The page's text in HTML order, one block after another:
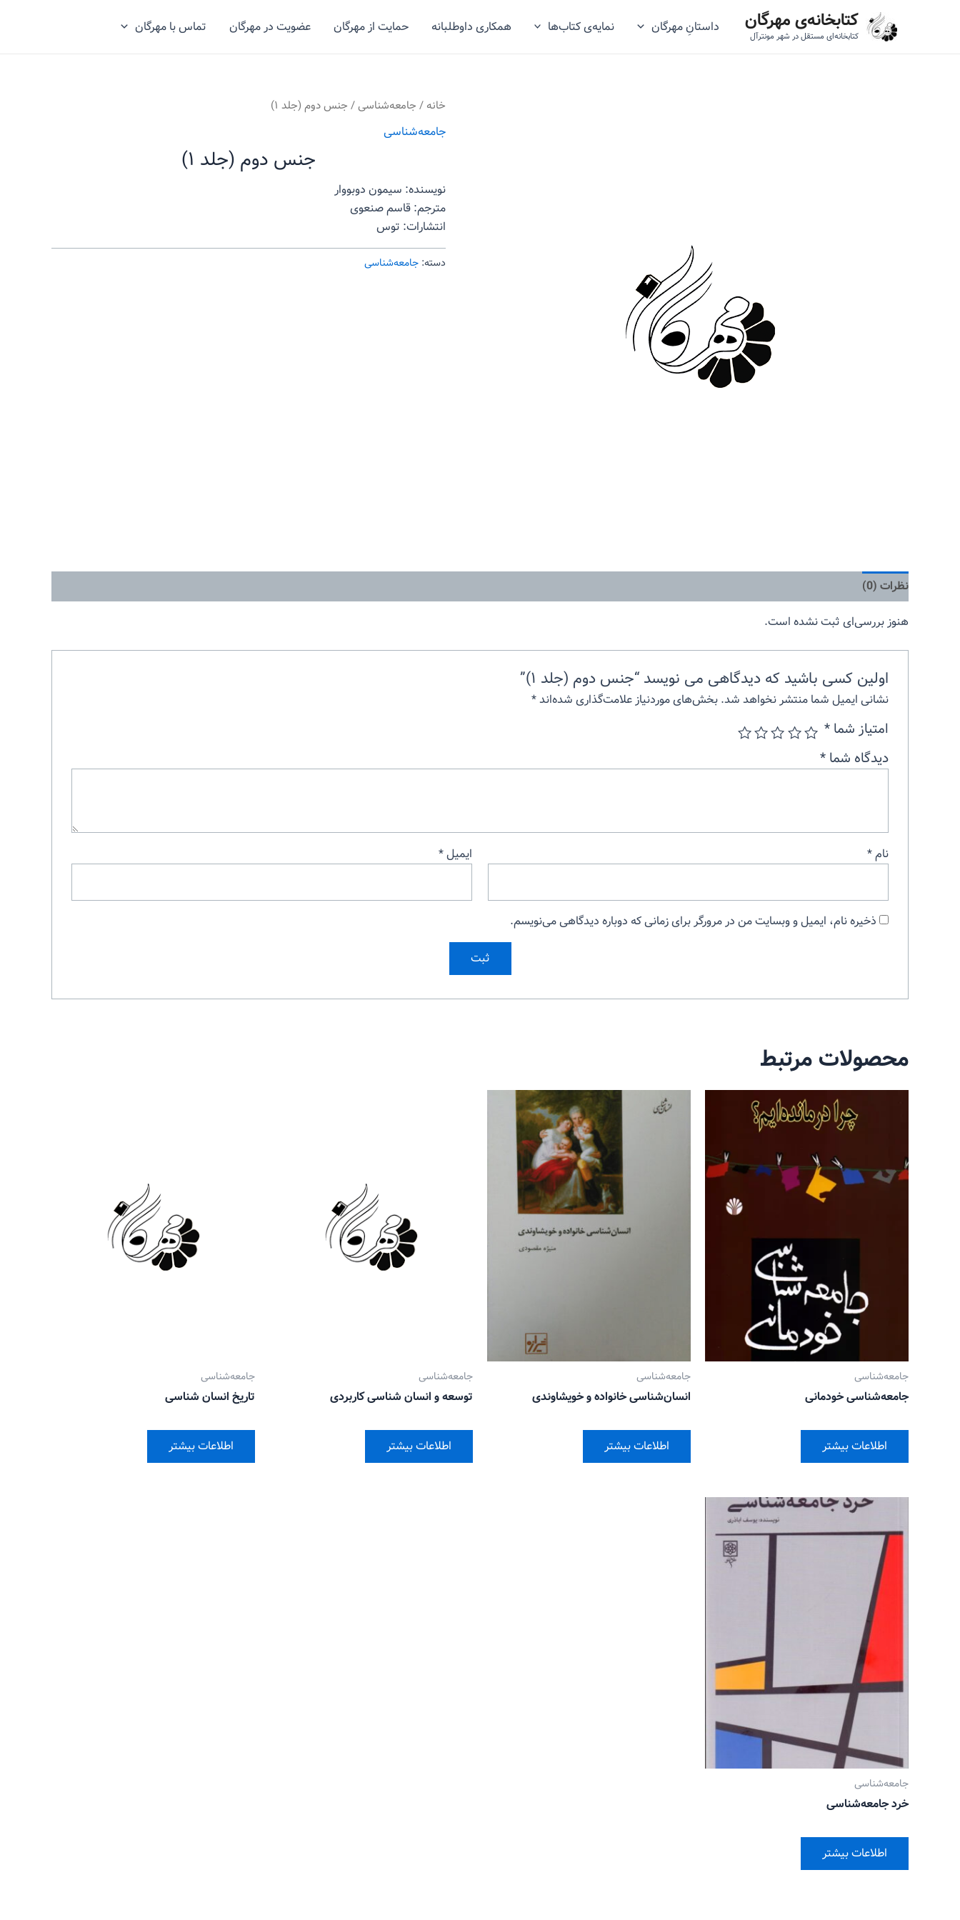
کتابخانه‌ی مهرگان
کتابخانه‌ای مستقل در شهر مونترآل
داستانِ مهرگان نمایه‌ی کتاب‌ها همکاری داوطلبانه حمایت از مهرگان عضویت در مهرگان تماس با مهرگان
خانه / جامعه‌شناسی/ جنس دوم (جلد ۱)
جامعه‌شناسی
جنس دوم (جلد ۱)
نویسنده: سیمون دوبووار
مترجم: قاسم صنعوی
انتشارات: توس
دسته: جامعه‌شناسی
نظرات (0)
هنوز بررسی‌ای ثبت نشده است.
اولین کسی باشید که دیدگاهی می نویسد “جنس دوم (جلد ۱)”
نشانی ایمیل شما منتشر نخواهد شد. بخش‌های موردنیاز علامت‌گذاری شده‌اند*
امتیاز شما *
دیدگاه شما *
نام* ایمیل*
ذخیره نام، ایمیل و وبسایت من در مرورگر برای زمانی که دوباره دیدگاهی می‌نویسم.
محصولات مرتبط
جامعه‌شناسی
جامعه‌شناسی خودمانی
اطلاعات بیشتر
جامعه‌شناسی
انسان‌شناسی خانواده و خویشاوندی
اطلاعات بیشتر
جامعه‌شناسی
توسعه و انسان شناسی کاربردی
اطلاعات بیشتر
جامعه‌شناسی
تاریخ انسان شناسی
اطلاعات بیشتر
جامعه‌شناسی
خرد جامعه‌شناسی
اطلاعات بیشتر